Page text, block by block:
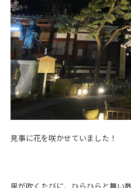
見事に花を咲かせていました！